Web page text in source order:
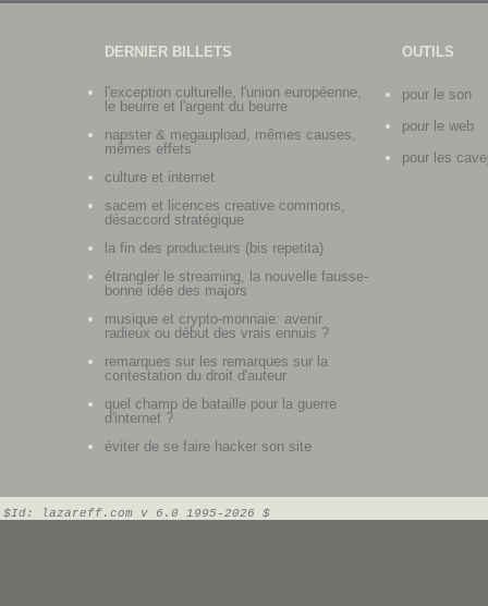
DERNIER BILLETS
l'exception culturelle, l'union européenne,
le beurre et l'argent du beurre
napster & megaupload, mêmes causes,
mêmes effets
culture et internet
sacem et licences creative commons,
désaccord stratégique
la fin des producteurs (bis repetita)
étrangler le streaming, la nouvelle fausse-
bonne idée des majors
musique et crypto-monnaie: avenir
radieux ou début des vrais ennuis ?
remarques sur les remarques sur la
contestation du droit d'auteur
quel champ de bataille pour la guerre
d'internet ?
éviter de se faire hacker son site
OUTILS
pour le son
pour le web
pour les
$Id: lazareff.com v 6.0 1995-2026 $